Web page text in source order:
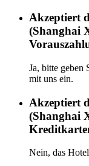
Akzeptiert
(Shanghai
Ja, bitte geben
mit uns ein.
Akzeptiert
(Shanghai
Nein, das